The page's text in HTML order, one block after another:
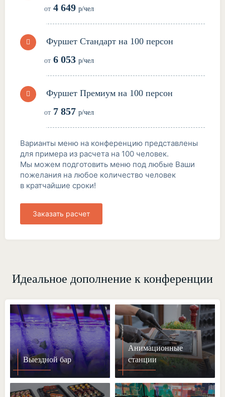
от 4 649 р/чел
Фуршет Стандарт на 100 персон
от 6 053 р/чел
Фуршет Премиум на 100 персон
от 7 857 р/чел
Варианты меню на конференцию представлены
для примера из расчета на 100 человек.
Мы можем подготовить меню под любые Ваши
пожелания на любое количество человек
в кратчайшие сроки!
Заказать расчет
Идеальное дополнение к конференции
Выездной бар
Анимационные
станции